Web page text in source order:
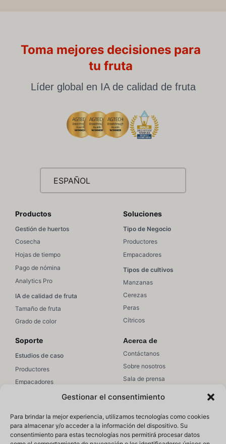
Gestionar el consentimiento
Para brindar la mejor experiencia, utilizamos tecnologías como cookies
para almacenar y/o acceder a la información del dispositivo. Su
consentimiento para estas tecnologías nos permitirá procesar datos
Toma mejores decisiones para
tu fruta
Líder global en IA de calidad de fruta
ESPAÑOL
Productos
Gestión de huertos
Cosecha
Hojas de tiempo
Pago de nómina
Analytics Pro
IA de calidad de fruta
Tamaño de fruta
Grado de color
Soluciones
Tipo de Negocio
Productores
Empacadores
Tipos de cultivos
Manzanas
Cerezas
Peras
Cítricos
Soporte
Estudios de caso
Productores
Empacadores
Ventas/Marketing
Recursos
Educación
Webinars
Acerca de
Contáctanos
Sobre nosotros
Sala de prensa
Soporte de Hectre
Artículos de ayuda